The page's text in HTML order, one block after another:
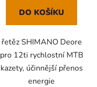
DO KOŠÍKU
řetěz SHIMANO Deore
pro 12ti rychlostní MTB
kazety, účinnější přenos
energie